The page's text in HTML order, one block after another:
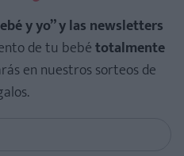
y yo” y las newsletters
de tu bebétotalmente
en nuestros sorteos de